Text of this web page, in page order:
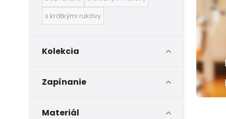
s krátkými rukávy
Kolekcia
Zapínanie
Materiál